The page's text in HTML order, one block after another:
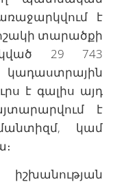
է
տարածքի
29 743
է գալիս այդ
է
կամ